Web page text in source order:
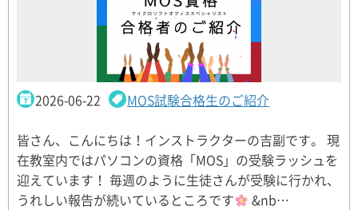
2026-06-22 MOS試験合格生のご紹介
皆さん、こんにちは！インストラクターの吉副です。 現
在教室内ではパソコンの資格「MOS」の受験ラッシュを
迎えています！ 毎週のように生徒さんが受験に行かれ、
うれしい報告が続いているところです
&nb…